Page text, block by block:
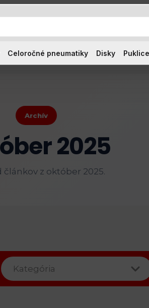
Celoročné pneumatiky Disky
Archív
2025
článkov z október 2025.
Kategória